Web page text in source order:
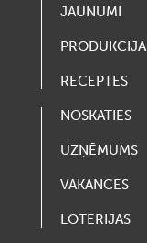
JAUNUMI
PRODUKCIJA
RECEPTES
NOSKATIES
UZŅĒMUMS
VAKANCES
LOTERIJAS